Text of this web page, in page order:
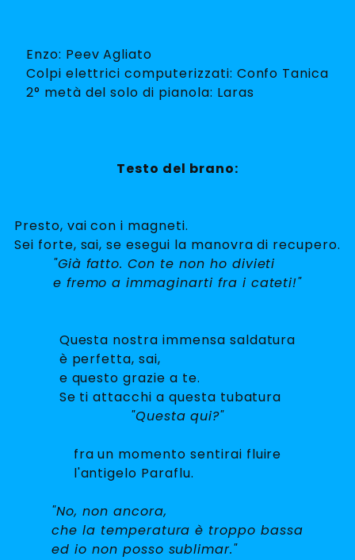
Enzo: Peev Agliato
Colpi elettrici computerizzati: Confo Tanica
2° metà del solo di pianola: Laras
Testo del brano:
Presto, vai con i magneti.
Sei forte, sai, se esegui la manovra di recupero.
"Già fatto. Con te non ho divieti
e fremo a immaginarti fra i cateti!"
Questa nostra immensa saldatura
è perfetta, sai,
e questo grazie a te.
Se ti attacchi a questa tubatura
"Questa qui?"
fra un momento sentirai fluire
l'antigelo Paraflu.
"No, non ancora,
che la temperatura è troppo bassa
ed io non posso sublimar."